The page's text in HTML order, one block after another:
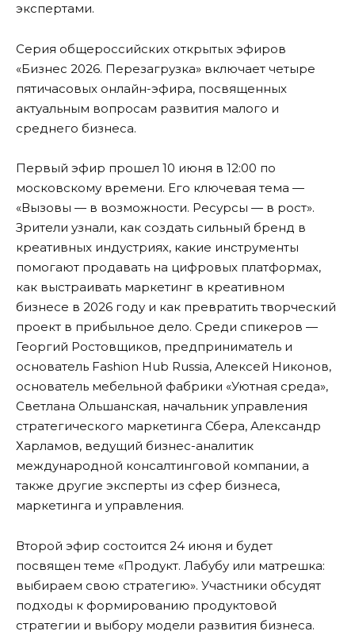
экспертами.
Серия общероссийских открытых эфиров
«Бизнес 2026. Перезагрузка» включает четыре
пятичасовых онлайн-эфира, посвященных
актуальным вопросам развития малого и
среднего бизнеса.
Первый эфир прошел 10 июня в 12:00 по
московскому времени. Его ключевая тема —
«Вызовы — в возможности. Ресурсы — в рост».
Зрители узнали, как создать сильный бренд в
креативных индустриях, какие инструменты
помогают продавать на цифровых платформах,
как выстраивать маркетинг в креативном
бизнесе в 2026 году и как превратить творческий
проект в прибыльное дело. Среди спикеров —
Георгий Ростовщиков, предприниматель и
основатель Fashion Hub Russia, Алексей Никонов,
основатель мебельной фабрики «Уютная среда»,
Светлана Ольшанская, начальник управления
стратегического маркетинга Сбера, Александр
Харламов, ведущий бизнес-аналитик
международной консалтинговой компании, а
также другие эксперты из сфер бизнеса,
маркетинга и управления.
Второй эфир состоится 24 июня и будет
посвящен теме «Продукт. Лабубу или матрешка:
выбираем свою стратегию». Участники обсудят
подходы к формированию продуктовой
стратегии и выбору модели развития бизнеса.